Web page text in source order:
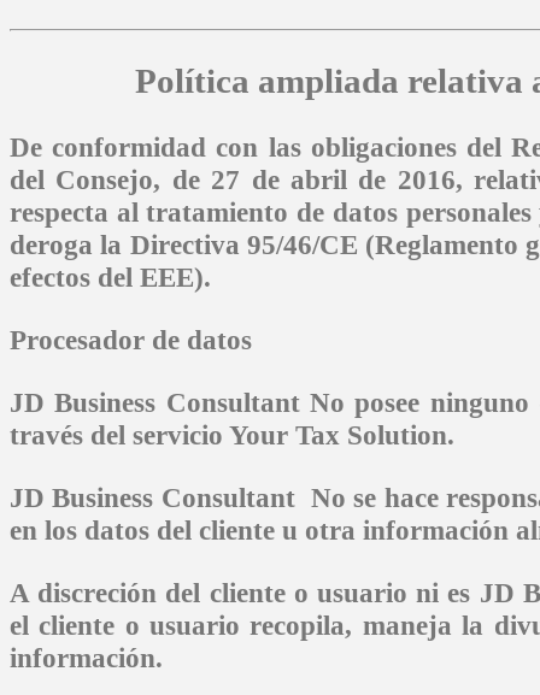
Política ampliada relativa
De conformidad con las obligaciones del
del Consejo, de 27 de abril de 2016,
respecta al tratamiento de datos
deroga la Directiva 95/46/CE (Reglamento
efectos del EEE).
Procesador de datos
JD Business ConsultantNo posee ninguno
través del servicio Your Tax Solution.
JD Business ConsultantNo se hace
en los datos del cliente u otra información
A discreción del cliente o usuario ni es JD
el cliente o usuario recopila, maneja la
información.